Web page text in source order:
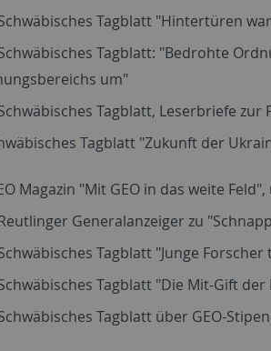
Tagblatt "Hintertüren
Tagblatt: "Bedrohte
um"
Tagblatt, Leserbriefe
Tagblatt "Zukunft der
Magazin "Mit GEO in das weite
Generalanzeiger zu
Tagblatt "Junge
Tagblatt "Die Mit-Gift der
Tagblatt über GEO-